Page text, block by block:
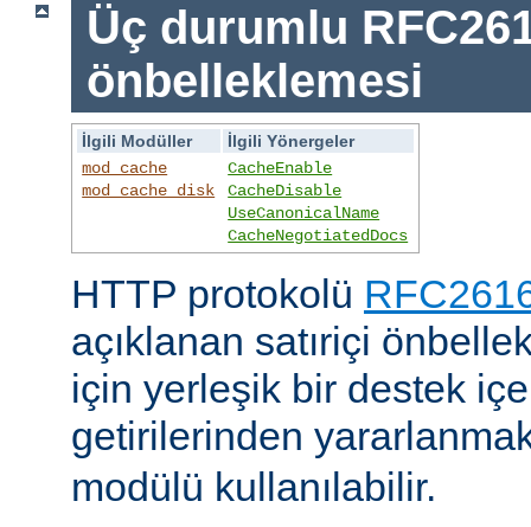
Üç durumlu
önbelleklemesi
İlgili Modüller
İlgili Yönergeler
mod_cache
mod_cache_disk
CacheEnable
CacheDisable
UseCanonicalName
CacheNegotiatedDocs
HTTP protokolü
açıklanan satıriçi
için yerleşik bir destek
getirilerinden
modülü kullanılabilir.